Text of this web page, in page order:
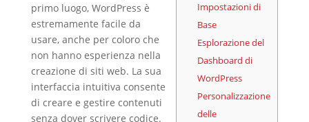
Impostazioni di
Base
Esplorazione del
Dashboard di
WordPress
Personalizzazione
delle
primo luogo, WordPress è
estremamente facile da
usare, anche per coloro che
non hanno esperienza nella
creazione di siti web. La sua
interfaccia intuitiva consente
di creare e gestire contenuti
senza dover scrivere codice.